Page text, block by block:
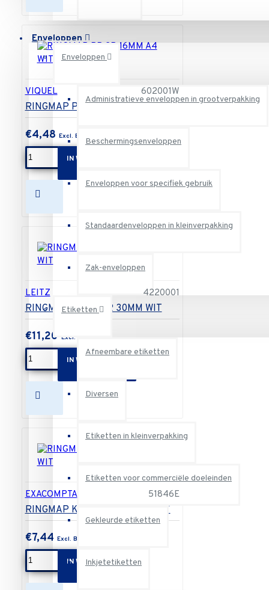
Enveloppen
Enveloppen
Administratieve enveloppen in grootverpakking
Beschermingsenveloppen
Enveloppen voor specifiek gebruik
Standaardenveloppen in kleinverpakking
Zak-enveloppen
Etiketten
Afneembare etiketten
Diversen
Etiketten in kleinverpakking
Etiketten voor commerciële doeleinden
Gekleurde etiketten
Inkjetetiketten
VIQUEL 602001W
RINGMAP PP 2R.16MM A4 WIT
€4,48
IN WINKELWAGEN
LEITZ 4220001
RINGMAP LEITZ 4R 30MM WIT
€11,20
IN WINKELWAGEN
EXACOMPTA 51846E
RINGMAP KC 4DRING 25MM WIT
€7,44
IN WINKELWAGEN